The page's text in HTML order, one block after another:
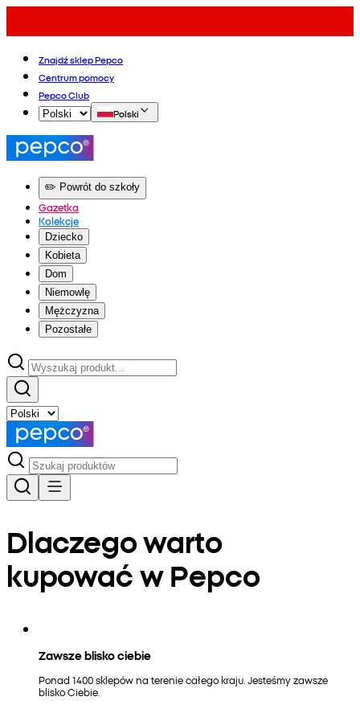
Znajdź sklep Pepco
Centrum pomocy
Pepco Club
Polski
✏️ Powrót do szkoły
Gazetka
Kolekcje
Dziecko
Kobieta
Dom
Niemowlę
Mężczyzna
Pozostałe
Dlaczego warto
kupować w Pepco
Zawsze blisko ciebie
Ponad 1400 sklepów na terenie całego kraju. Jesteśmy zawsze
blisko Ciebie.